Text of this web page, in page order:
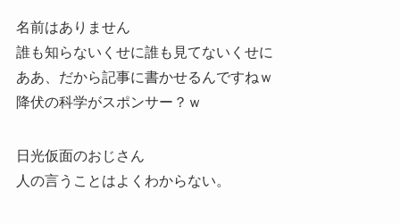
名前はありません
誰も知らないくせに誰も見てないくせに
ああ、だから記事に書かせるんですねｗ
降伏の科学がスポンサー？ｗ
日光仮面のおじさん
人の言うことはよくわからない。